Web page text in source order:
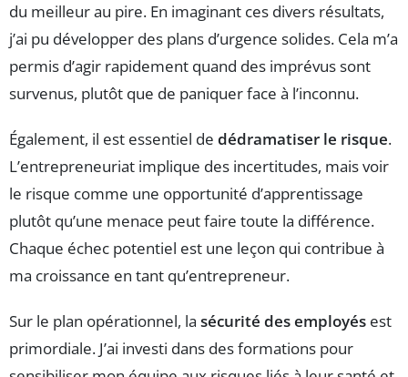
du meilleur au pire. En imaginant ces divers résultats,
j’ai pu développer des plans d’urgence solides. Cela m’a
permis d’agir rapidement quand des imprévus sont
survenus, plutôt que de paniquer face à l’inconnu.
Également, il est essentiel de dédramatiser le risque.
L’entrepreneuriat implique des incertitudes, mais voir
le risque comme une opportunité d’apprentissage
plutôt qu’une menace peut faire toute la différence.
Chaque échec potentiel est une leçon qui contribue à
ma croissance en tant qu’entrepreneur.
Sur le plan opérationnel, la sécurité des employés est
primordiale. J’ai investi dans des formations pour